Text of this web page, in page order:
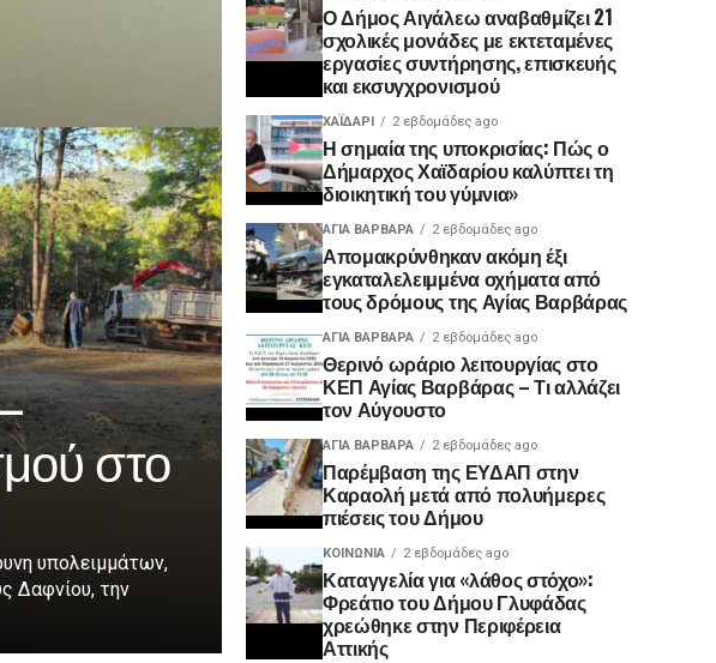
στο
υπολειμμάτων,
Δαφνίου, την
Ο Δήμος Αιγάλεω αναβαθμίζει 21
σχολικές μονάδες με εκτεταμένες
εργασίες συντήρησης, επισκευής
και εκσυγχρονισμού
ΧΑΪΔΑΡΙ 2 εβδομάδες ago
Η σημαία της υποκρισίας: Πώς ο
Δήμαρχος Χαϊδαρίου καλύπτει τη
διοικητική του γύμνια»
ΑΓΙΑ ΒΑΡΒΑΡΑ 2 εβδομάδες ago
Απομακρύνθηκαν ακόμη έξι
εγκαταλελειμμένα οχήματα από
τους δρόμους της Αγίας Βαρβάρας
ΑΓΙΑ ΒΑΡΒΑΡΑ 2 εβδομάδες ago
Θερινό ωράριο λειτουργίας στο
ΚΕΠ Αγίας Βαρβάρας – Τι αλλάζει
τον Αύγουστο
ΑΓΙΑ ΒΑΡΒΑΡΑ 2 εβδομάδες ago
Παρέμβαση της ΕΥΔΑΠ στην
Καραολή μετά από πολυήμερες
πιέσεις του Δήμου
ΚΟΙΝΩΝΊΑ 2 εβδομάδες ago
Καταγγελία για «λάθος στόχο»:
Φρεάτιο του Δήμου Γλυφάδας
χρεώθηκε στην Περιφέρεια
Αττικής